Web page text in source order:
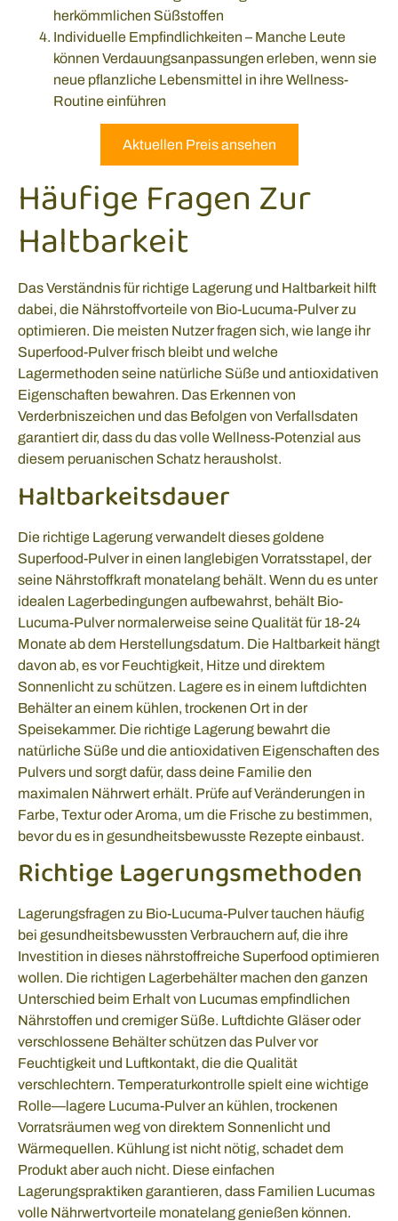
herkömmlichen Süßstoffen
Individuelle Empfindlichkeiten – Manche Leute
können Verdauungsanpassungen erleben, wenn sie
neue pflanzliche Lebensmittel in ihre Wellness-
Routine einführen
Aktuellen Preis ansehen
Häufige Fragen Zur
Haltbarkeit
Das Verständnis für richtige Lagerung und Haltbarkeit hilft
dabei, die Nährstoffvorteile von Bio-Lucuma-Pulver zu
optimieren. Die meisten Nutzer fragen sich, wie lange ihr
Superfood-Pulver frisch bleibt und welche
Lagermethoden seine natürliche Süße und antioxidativen
Eigenschaften bewahren. Das Erkennen von
Verderbniszeichen und das Befolgen von Verfallsdaten
garantiert dir, dass du das volle Wellness-Potenzial aus
diesem peruanischen Schatz herausholst.
Haltbarkeitsdauer
Die richtige Lagerung verwandelt dieses goldene
Superfood-Pulver in einen langlebigen Vorratsstapel, der
seine Nährstoffkraft monatelang behält. Wenn du es unter
idealen Lagerbedingungen aufbewahrst, behält Bio-
Lucuma-Pulver normalerweise seine Qualität für 18-24
Monate ab dem Herstellungsdatum. Die Haltbarkeit hängt
davon ab, es vor Feuchtigkeit, Hitze und direktem
Sonnenlicht zu schützen. Lagere es in einem luftdichten
Behälter an einem kühlen, trockenen Ort in der
Speisekammer. Die richtige Lagerung bewahrt die
natürliche Süße und die antioxidativen Eigenschaften des
Pulvers und sorgt dafür, dass deine Familie den
maximalen Nährwert erhält. Prüfe auf Veränderungen in
Farbe, Textur oder Aroma, um die Frische zu bestimmen,
bevor du es in gesundheitsbewusste Rezepte einbaust.
Richtige Lagerungsmethoden
Lagerungsfragen zu Bio-Lucuma-Pulver tauchen häufig
bei gesundheitsbewussten Verbrauchern auf, die ihre
Investition in dieses nährstoffreiche Superfood optimieren
wollen. Die richtigen Lagerbehälter machen den ganzen
Unterschied beim Erhalt von Lucumas empfindlichen
Nährstoffen und cremiger Süße. Luftdichte Gläser oder
verschlossene Behälter schützen das Pulver vor
Feuchtigkeit und Luftkontakt, die die Qualität
verschlechtern. Temperaturkontrolle spielt eine wichtige
Rolle—lagere Lucuma-Pulver an kühlen, trockenen
Vorratsräumen weg von direktem Sonnenlicht und
Wärmequellen. Kühlung ist nicht nötig, schadet dem
Produkt aber auch nicht. Diese einfachen
Lagerungspraktiken garantieren, dass Familien Lucumas
volle Nährwertvorteile monatelang genießen können.